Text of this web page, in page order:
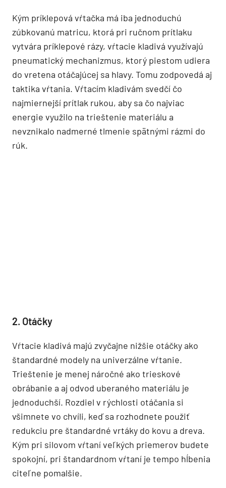
Kým príklepová vŕtačka má iba jednoduchú
zúbkovanú matricu, ktorá pri ručnom prítlaku
vytvára príklepové rázy, vŕtacie kladivá využívajú
pneumatický mechanizmus, ktorý piestom udiera
do vretena otáčajúcej sa hlavy. Tomu zodpovedá aj
taktika vŕtania. Vŕtacím kladivám svedčí čo
najmiernejší prítlak rukou, aby sa čo najviac
energie využilo na trieštenie materiálu a
nevznikalo nadmerné tlmenie spätnými rázmi do
rúk.
2. Otáčky
Vŕtacie kladivá majú zvyčajne nižšie otáčky ako
štandardné modely na univerzálne vŕtanie.
Trieštenie je menej náročné ako trieskové
obrábanie a aj odvod uberaného materiálu je
jednoduchší. Rozdiel v rýchlosti otáčania si
všimnete vo chvíli, keď sa rozhodnete použiť
redukciu pre štandardné vrtáky do kovu a dreva.
Kým pri silovom vŕtaní veľkých priemerov budete
spokojní, pri štandardnom vŕtaní je tempo hĺbenia
citeľne pomalšie.